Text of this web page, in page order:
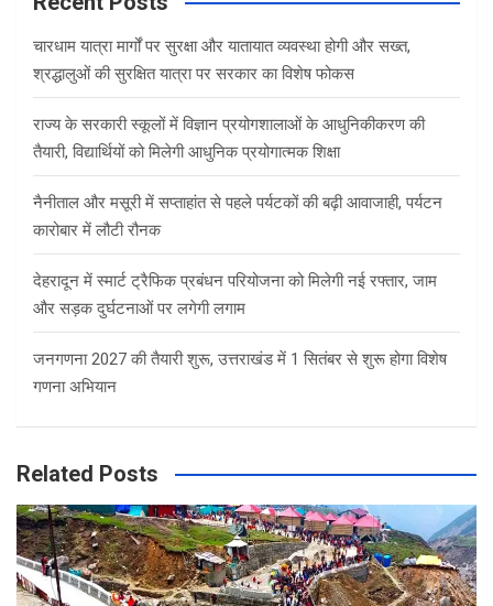
चारधाम यात्रा मार्गों पर सुरक्षा और यातायात व्यवस्था होगी और सख्त,
श्रद्धालुओं की सुरक्षित यात्रा पर सरकार का विशेष फोकस
राज्य के सरकारी स्कूलों में विज्ञान प्रयोगशालाओं के आधुनिकीकरण की
तैयारी, विद्यार्थियों को मिलेगी आधुनिक प्रयोगात्मक शिक्षा
नैनीताल और मसूरी में सप्ताहांत से पहले पर्यटकों की बढ़ी आवाजाही, पर्यटन
कारोबार में लौटी रौनक
देहरादून में स्मार्ट ट्रैफिक प्रबंधन परियोजना को मिलेगी नई रफ्तार, जाम
और सड़क दुर्घटनाओं पर लगेगी लगाम
जनगणना 2027 की तैयारी शुरू, उत्तराखंड में 1 सितंबर से शुरू होगा विशेष
गणना अभियान
Related Posts